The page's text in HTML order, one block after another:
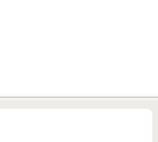
Finns i fler val (2)